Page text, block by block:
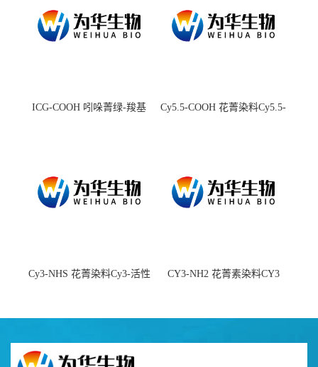
ICG-COOH 吲哚菁绿-羧基
Cy5.5-COOH 花菁染料Cy5.5-
Cy3-NHS 花菁染料Cy3-活性
CY3-NH2 花菁素染料CY3